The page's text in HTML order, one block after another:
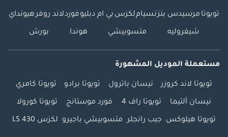
تويوتا مرسيدس بنزنسياملكزس بي ام دبليوفوردلاند روفرهيونداي
شيفروليه متسوبيشي هوندا بورش
مستعملة الموديل المشهورة
تويوتا لاند كروزر نيسان باترول تويوتا برادو تويوتا كامري
نيسان ألتيما تويوتا راف 4 فورد موستانج تويوتا كورولا
تويوتا هيلوكس جيب رانجلر متسوبيشي باجيرو لكزس LS 430